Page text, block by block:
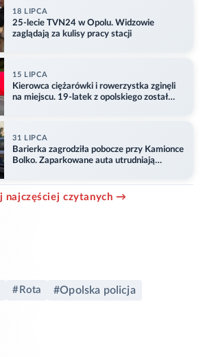
18 LIPCA
25-lecie TVN24 w Opolu. Widzowie
zaglądają za kulisy pracy stacji
15 LIPCA
Kierowca ciężarówki i rowerzystka zginęli
na miejscu. 19-latek z opolskiego został
31 LIPCA
Barierka zagrodziła pobocze przy Kamionce
Bolko. Zaparkowane auta utrudniają
najczęściej czytanych →
#Rota #Opolska policja